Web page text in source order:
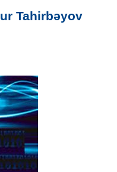
Tahirbəyov